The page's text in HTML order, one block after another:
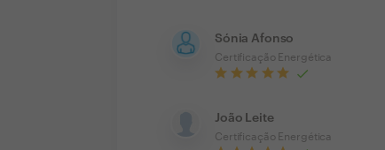
Sónia Afonso
Certificação Energética
João Leite
Certificação Energética